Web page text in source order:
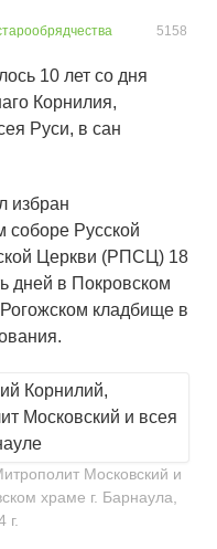
5158
10 лет со дня
Корнилия,
Руси, в сан
избран
Русской
Церкви (РПСЦ) 18
дней в Покровском
кладбище в
Московский и
храме г. Барнаула,
г.